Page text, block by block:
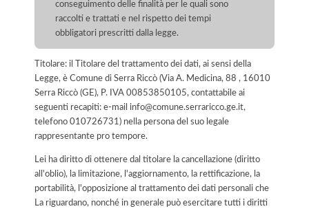
conseguimento delle finalità per le quali sono
raccolti e trattati e nel rispetto dei tempi
obbligatori prescritti dalla legge.
Titolare: il Titolare del trattamento dei dati, ai sensi della
Legge, è Comune di Serra Riccò (Via A. Medicina, 88 , 16010
Serra Riccò (GE), P. IVA 00853850105, contattabile ai
seguenti recapiti: e-mail info@comune.serraricco.ge.it,
telefono 010726731) nella persona del suo legale
rappresentante pro tempore.
Lei ha diritto di ottenere dal titolare la cancellazione (diritto
all'oblio), la limitazione, l'aggiornamento, la rettificazione, la
portabilità, l'opposizione al trattamento dei dati personali che
La riguardano, nonché in generale può esercitare tutti i diritti